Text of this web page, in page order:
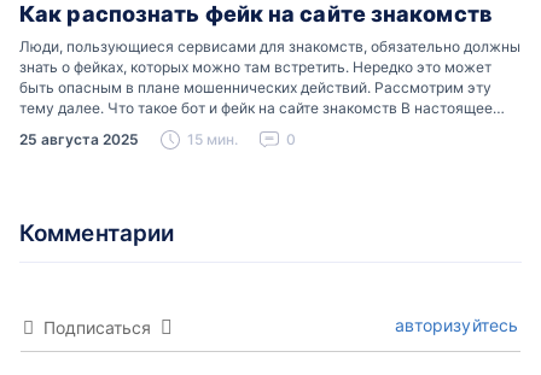
Как распознать фейк на сайте знакомств
Люди, пользующиеся сервисами для знакомств, обязательно должны
знать о фейках, которых можно там встретить. Нередко это может
быть опасным в плане мошеннических действий. Рассмотрим эту
тему далее. Что такое бот и фейк на сайте знакомств В настоящее
время можно встретить свою…
25 августа 2025 15 мин. 0
Комментарии
Подписаться авторизуйтесь